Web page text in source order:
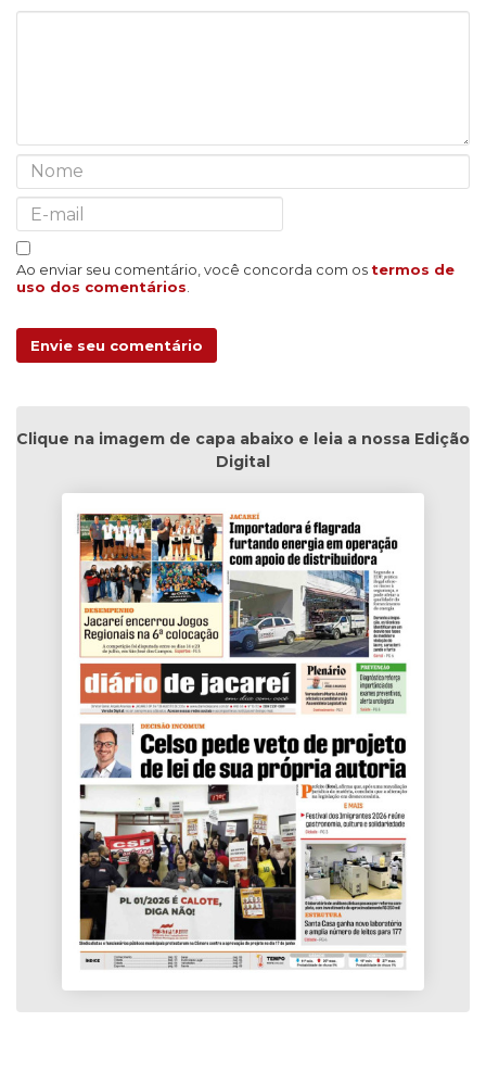
Ao enviar seu comentário, você concorda com os termos de
uso dos comentários
Envie seu comentário
Clique na imagem de capa abaixo e leia a nossa Edição
Digital